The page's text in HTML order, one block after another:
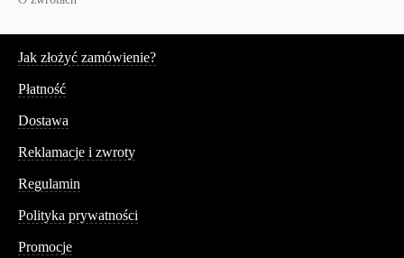
Jak złożyć zamówienie?
Płatność
Dostawa
Reklamacje i zwroty
Regulamin
Polityka prywatności
Promocje